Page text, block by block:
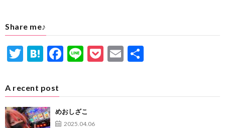
Share me♪
T
itt
er
H
e
n
a
F
b
o
Li P
t
E
l
A recent post
めおしざこ
2025.04.06